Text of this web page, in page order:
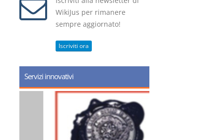
WikiJus per rimanere
sempre aggiornato!
Iscriviti ora
Servizi innovativi